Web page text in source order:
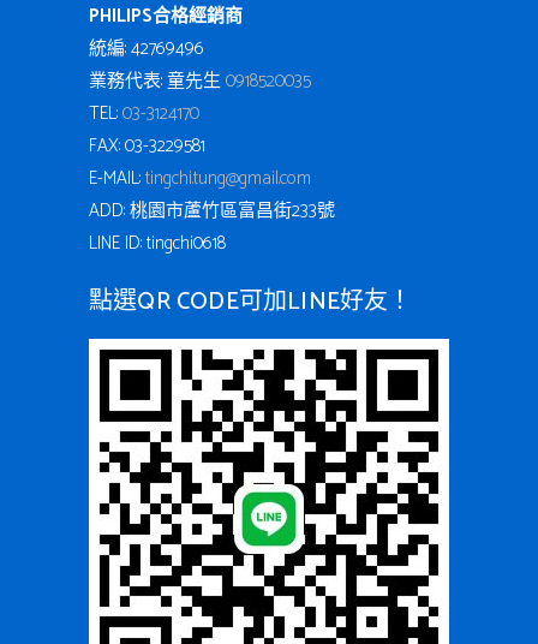
PHILIPS合格經銷商
統編: 42769496
業務代表: 童先生0918520035
TEL:03-3124170
FAX: 03-3229581
E-MAIL:tingchi.tung@gmail.com
ADD: 桃園市蘆竹區富昌街233號
LINE ID: tingchi0618
點選QR CODE可加LINE好友！